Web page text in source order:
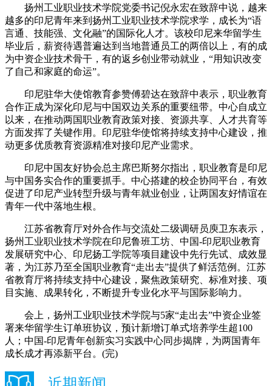
扬州工业职业技术学院党委书记倪永宏在致辞中说，越来
越多的印尼青年来到扬州工业职业技术学院求学，成长为“语
言通、技能强、文化融”的国际化人才。该校印尼来华留学生
毕业后，薪资待遇普遍达到当地普通员工的两倍以上，有的成
为中资企业技术骨干，有的返乡创业带动就业，“用知识改变
了自己和家庭的命运”。
印尼驻华大使馆教育参赞傅碧达在致辞中表示，职业教育
合作正成为深化印尼与中国双边关系的重要纽带。中心自成立
以来，在推动两国职业教育政策对接、资源共享、人才共育等
方面发挥了关键作用。印尼驻华使馆将持续支持中心建设，推
动更多优质教育资源精准对接印尼产业需求。
印尼中国友好协会总主席巴斯努尔指出，职业教育是印尼
与中国务实合作的重要抓手。中心搭建的校企协同平台，有效
促进了印尼产业转型升级与青年就业创业，让两国友好情谊在
青年一代中落地生根。
江苏省教育厅对外合作与交流处二级调研员庾卫东表示，
扬州工业职业技术学院在印尼鲁班工坊、中国-印尼职业教育
发展研究中心、印尼扬工学院等项目建设中先行先试、成效显
著，为江苏乃至全国职业教育“走出去”提供了鲜活范例。江苏
省教育厅将持续支持中心建设，聚焦政策研究、标准对接、项
目实施、成果转化，不断提升专业化水平与国际影响力。
会上，扬州工业职业技术学院与5家“走出去”中资企业签
署来华留学生订单班协议，预计新增订单式培养学生超100
人；中国-印尼青年创新实习实践中心同步揭牌，为两国青年
成长成才再添新平台。(完)